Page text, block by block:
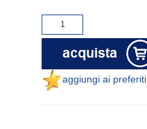
aggiungi ai preferiti